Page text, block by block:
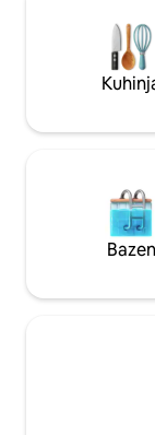
(ZTL); besplatan
Naknade
⁠Čišćenje: 55 EUR •⁠ ⁠Gradska taksa: 3,50 €
po osobi po
Bazen